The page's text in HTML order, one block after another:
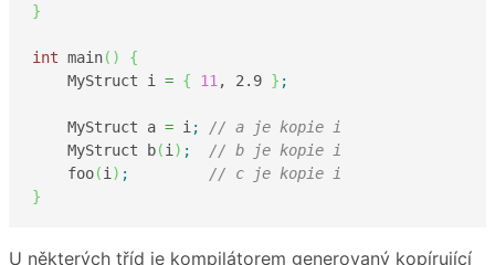
}
int main( )
{
    MyStruct i
= { 11 , 2.9 } ;
    MyStruct a
= i ;
// a je kopie i
    MyStruct b
(i ) ;
// b je kopie i
    foo
(i ) ;
// c je kopie i
}
U některých tříd je kompilátorem generovaný kopírující